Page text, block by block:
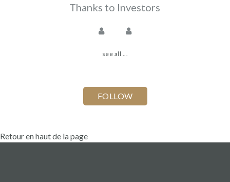
Thanks to Investors
see all ...
Retour en haut de la page